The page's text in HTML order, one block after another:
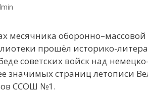
месячника
прошёл историко-
советских войск над
значимых страниц летописи
ССОШ №1.